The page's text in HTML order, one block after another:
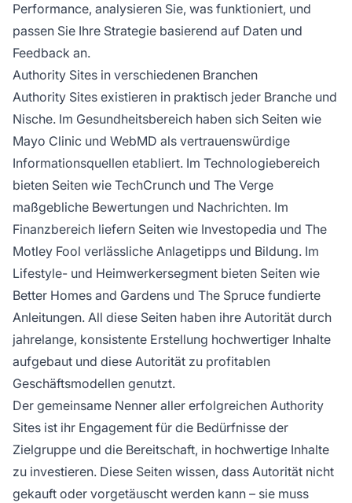
Performance, analysieren Sie, was funktioniert, und
passen Sie Ihre Strategie basierend auf Daten und
Feedback an.
Authority Sites in verschiedenen Branchen
Authority Sites existieren in praktisch jeder Branche und
Nische. Im Gesundheitsbereich haben sich Seiten wie
Mayo Clinic und WebMD als vertrauenswürdige
Informationsquellen etabliert. Im Technologiebereich
bieten Seiten wie TechCrunch und The Verge
maßgebliche Bewertungen und Nachrichten. Im
Finanzbereich liefern Seiten wie Investopedia und The
Motley Fool verlässliche Anlagetipps und Bildung. Im
Lifestyle- und Heimwerkersegment bieten Seiten wie
Better Homes and Gardens und The Spruce fundierte
Anleitungen. All diese Seiten haben ihre Autorität durch
jahrelange, konsistente Erstellung hochwertiger Inhalte
aufgebaut und diese Autorität zu profitablen
Geschäftsmodellen genutzt.
Der gemeinsame Nenner aller erfolgreichen Authority
Sites ist ihr Engagement für die Bedürfnisse der
Zielgruppe und die Bereitschaft, in hochwertige Inhalte
zu investieren. Diese Seiten wissen, dass Autorität nicht
gekauft oder vorgetäuscht werden kann – sie muss